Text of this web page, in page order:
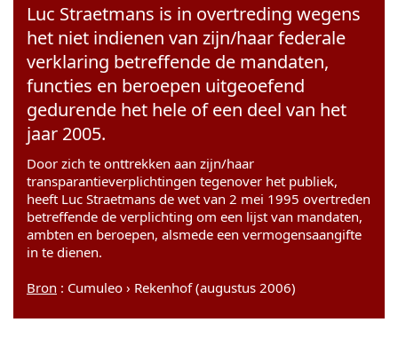
Luc Straetmans is in overtreding wegens
het niet indienen van zijn/haar federale
verklaring betreffende de mandaten,
functies en beroepen uitgeoefend
gedurende het hele of een deel van het
jaar 2005.
Door zich te onttrekken aan zijn/haar
transparantieverplichtingen tegenover het publiek,
heeft Luc Straetmans de wet van 2 mei 1995 overtreden
betreffende de verplichting om een lijst van mandaten,
ambten en beroepen, alsmede een vermogensaangifte
in te dienen.
Bron : Cumuleo › Rekenhof (augustus 2006)